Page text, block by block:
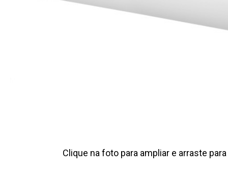
Clique na foto para ampliar e arraste